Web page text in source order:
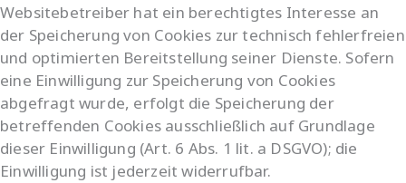
Websitebetreiber hat ein berechtigtes Interesse an
der Speicherung von Cookies zur technisch fehlerfreien
und optimierten Bereitstellung seiner Dienste. Sofern
eine Einwilligung zur Speicherung von Cookies
abgefragt wurde, erfolgt die Speicherung der
betreffenden Cookies ausschließlich auf Grundlage
dieser Einwilligung (Art. 6 Abs. 1 lit. a DSGVO); die
Einwilligung ist jederzeit widerrufbar.